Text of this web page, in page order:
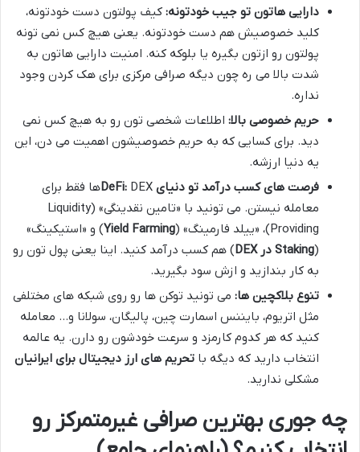
دارایی هاتون تو جیب خودتونه: کیف پولتون دست خودتونه،
کلید خصوصیش هم دست خودتونه. یعنی هیچ کس نمی تونه
پولتون رو ازتون بگیره یا بلوکه کنه. امنیت دارایی هاتون به
شدت بالا می ره چون دیگه صرافی مرکزی برای هک کردن وجود
نداره.
حریم خصوصی بالا: اطلاعات شخصی تون رو به هیچ کس نمی
دید. برای کسایی که به حریم خصوصیشون اهمیت می دن، این
یه دنیا ارزشه.
فرصت های کسب درآمد تو دنیای DeFi:
DEXها فقط برای
معامله نیستن. می تونید با «تامین نقدینگی» (Liquidity
Providing)، «ییلد فارمینگ» (
Yield Farming) و «استیکینگ»
(Staking در DEX
) هم کسب درآمد کنید. اینا یعنی پول تون رو
به کار بندازید و ازش سود بگیرید.
تنوع بلاکچین ها: می تونید توکن ها رو روی شبکه های مختلفی
مثل اتریوم، بایننس اسمارت چین، پالیگان، سولانا و… معامله
کنید که هر کدوم کارمزد و سرعت خودشون رو دارن. یه عالمه
انتخاب دارید که دیگه با تحریم های ارز دیجیتال برای ایرانیان
مشکلی ندارید.
چه جوری بهترین صرافی غیرمتمرکز رو